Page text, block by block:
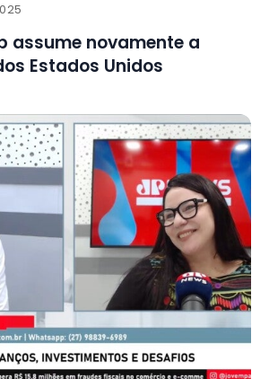
assume novamente a
Estados Unidos